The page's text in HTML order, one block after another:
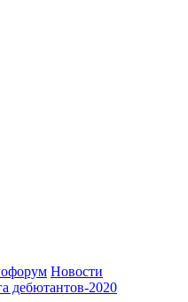
Новости
дебютантов-2020